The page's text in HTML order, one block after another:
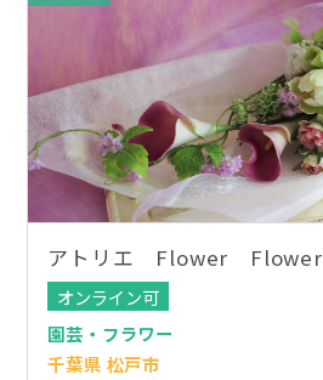
アトリエ Flower Flower
オンライン可
園芸・フラワー
千葉県 松戸市